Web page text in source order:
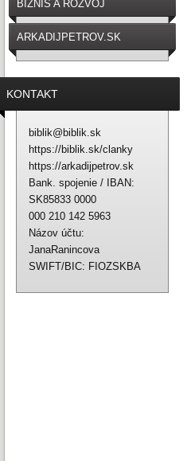
BIZNIS A ROZVOJ
ARKADIJPETROV.SK
KONTAKT
biblik@biblik.sk
https://biblik.sk/clanky
https://arkadijpetrov.sk
Bank. spojenie / IBAN:
SK85833 0000
000 210 142 5963
Názov účtu:
JanaRanincova
SWIFT/BIC: FIOZSKBA